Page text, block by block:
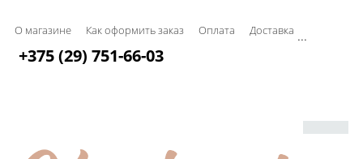
О магазине Как оформить заказ Оплата Доставка ...
+375 (29) 751-66-03